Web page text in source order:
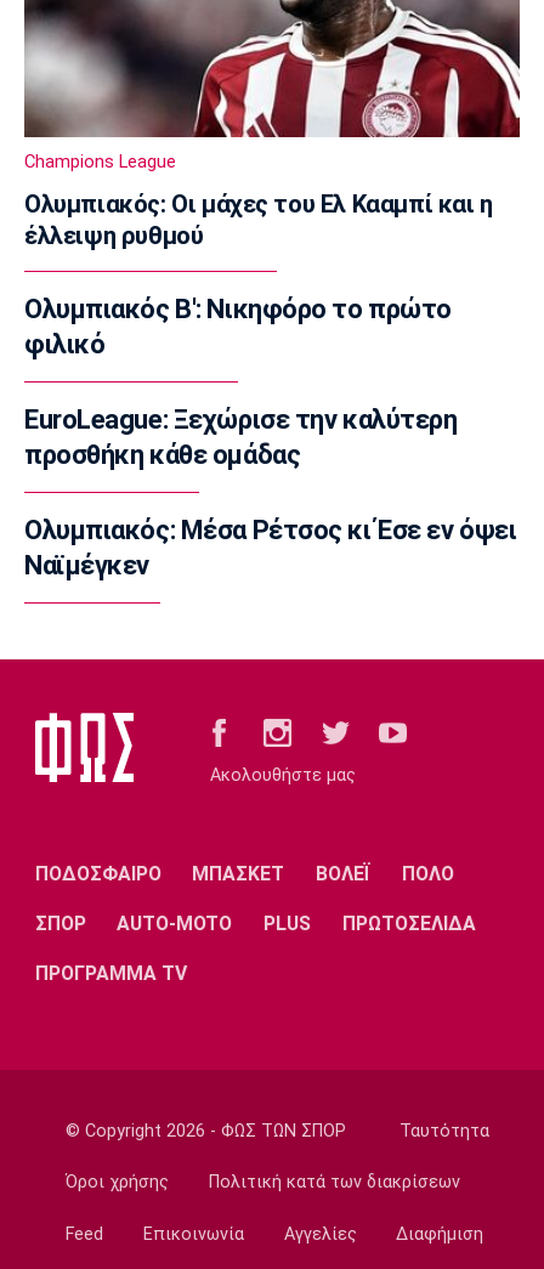
19:15
Στίβος
Παγκόσμιο Πρωτάθλημα Κ20: Σπουδαία
διάκριση και έβδομη θέση για την Στρούμπου
19:00
Παγκόσμιο Παίδων: Η Ελλάδα εύκολα 14-5
την Τουρκία
18:45
Ποδόσφαιρο - Διεθνή
Φιλική ήττα της Χαλ στο ντεμπούτο του
Εθνικές Μπάσκετ
Eurobasket U18: Με ανατροπή η Ελλάδα, 67-
65 τη Βουλγαρία
18:15
Βόλεϊ
Νότια Κορέα: Η ομοσπονδία ζήτησε
συγγνώμη για την καταγγελία
17:45
για τον Τζαμτζή
17:30
Σκωτσέζικα ΜΜΕ: «Στο ραντάρ του
πανελλήνιο ρεκόρ για την Μπακογιάννη
17:00
Στον Πανσερραϊκό ο Σμπώκος
Champions League
Ολυμπιακός: Οι μάχες του Ελ Κααμπί και η
έλλειψη ρυθμού
Ολυμπιακός Β': Νικηφόρο το πρώτο
φιλικό
EuroLeague: Ξεχώρισε την καλύτερη
προσθήκη κάθε ομάδας
Ολυμπιακός: Μέσα Ρέτσος κι Έσε εν όψει
Ναϊμέγκεν
Ακολουθήστε μας
ΠΟΔΟΣΦΑΙΡΟ ΜΠΑΣΚΕΤ ΒΟΛΕΪ ΠΟΛΟ
ΣΠΟΡ AUTO-MOTO PLUS ΠΡΩΤΟΣΕΛΙΔΑ
ΠΡΟΓΡΑΜΜΑ TV
© Copyright 2026 - ΦΩΣ ΤΩΝ ΣΠΟΡ Ταυτότητα
Όροι χρήσης Πολιτική κατά των διακρίσεων
Feed Επικοινωνία Αγγελίες Διαφήμιση